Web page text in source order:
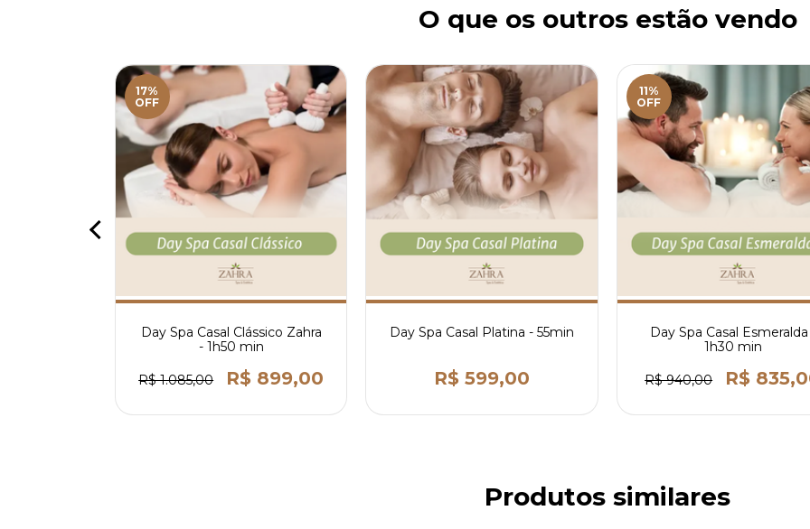
O que os outros estão vendo
17%
OFF
Day Spa Casal Clássico Zahra
- 1h50 min
R$ 1.085,00 R$ 899,00
Day Spa Casal Platina - 55min
R$ 599,00
11%
OFF
Day Spa Casal
1h30 min
R$ 940,00 R$
Produtos similares